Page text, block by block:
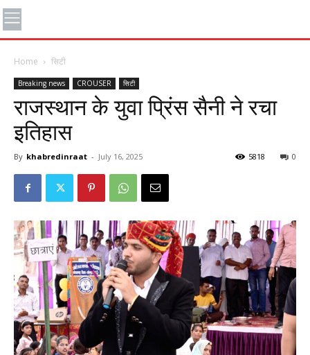
Home सिटी
Breaking news CROUSER सिटी
राजस्थान के युवा प्रिंस सैनी ने रचा
इतिहास
By khabredinraat - July 16, 2025 0
5818